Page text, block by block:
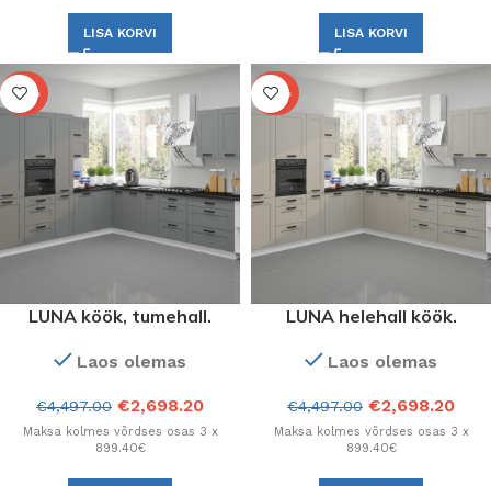
LISA KORVI LISA KORVI
-40%
LUNA köök, tumehall.
Laos olemas
€4,497.00 €2,698.20
Maksa kolmes võrdses osas 3 x
899.40€
-40%
LUNA helehall köök.
Laos olemas
€4,497.00 €2,698.20
Maksa kolmes võrdses osas 3 x
899.40€